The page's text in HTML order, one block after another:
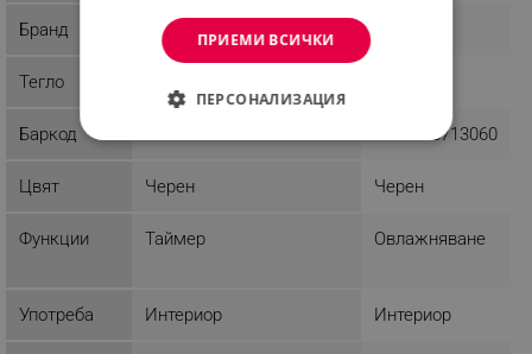
Бранд Beper
Тегло
Баркод 9003898713060
Цвят Черен Черен
Функции Таймер Овлажняване
Употреба Интериор Интериор
ПРИЕМИ ВСИЧКИ
ПЕРСОНАЛИЗАЦИЯ
СТРОГО НЕОБХОДИМО
ЕФЕКТИВНОСТ
ТАРГЕТИРАНЕ